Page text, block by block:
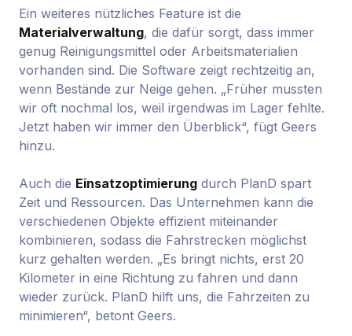
Ein weiteres nützliches Feature ist die
Materialverwaltung, die dafür sorgt, dass immer
genug Reinigungsmittel oder Arbeitsmaterialien
vorhanden sind. Die Software zeigt rechtzeitig an,
wenn Bestände zur Neige gehen. „Früher mussten
wir oft nochmal los, weil irgendwas im Lager fehlte.
Jetzt haben wir immer den Überblick“, fügt Geers
hinzu.
Auch die Einsatzoptimierung durch PlanD spart
Zeit und Ressourcen. Das Unternehmen kann die
verschiedenen Objekte effizient miteinander
kombinieren, sodass die Fahrstrecken möglichst
kurz gehalten werden. „Es bringt nichts, erst 20
Kilometer in eine Richtung zu fahren und dann
wieder zurück. PlanD hilft uns, die Fahrzeiten zu
minimieren“, betont Geers.